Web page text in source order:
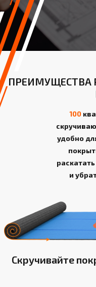
ПРЕИМУЩЕСТВА
100
удобно
и
Скручивайте